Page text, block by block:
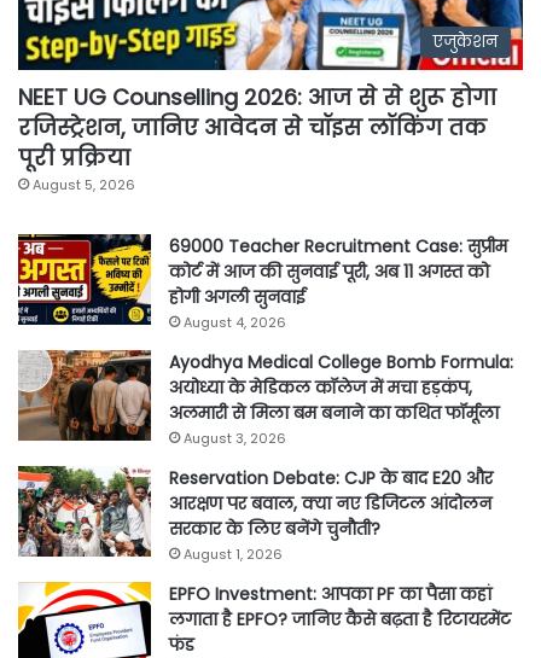
एजुकेशन
NEET UG Counselling 2026: आज से से शुरू होगा
रजिस्ट्रेशन, जानिए आवेदन से चॉइस लॉकिंग तक
पूरी प्रक्रिया
August 5, 2026
69000 Teacher Recruitment Case: सुप्रीम
कोर्ट में आज की सुनवाई पूरी, अब 11 अगस्त को
होगी अगली सुनवाई
August 4, 2026
Ayodhya Medical College Bomb Formula:
अयोध्या के मेडिकल कॉलेज में मचा हड़कंप,
अलमारी से मिला बम बनाने का कथित फॉर्मूला
August 3, 2026
Reservation Debate: CJP के बाद E20 और
आरक्षण पर बवाल, क्या नए डिजिटल आंदोलन
सरकार के लिए बनेंगे चुनौती?
August 1, 2026
EPFO Investment: आपका PF का पैसा कहां
लगाता है EPFO? जानिए कैसे बढ़ता है रिटायरमेंट
फंड